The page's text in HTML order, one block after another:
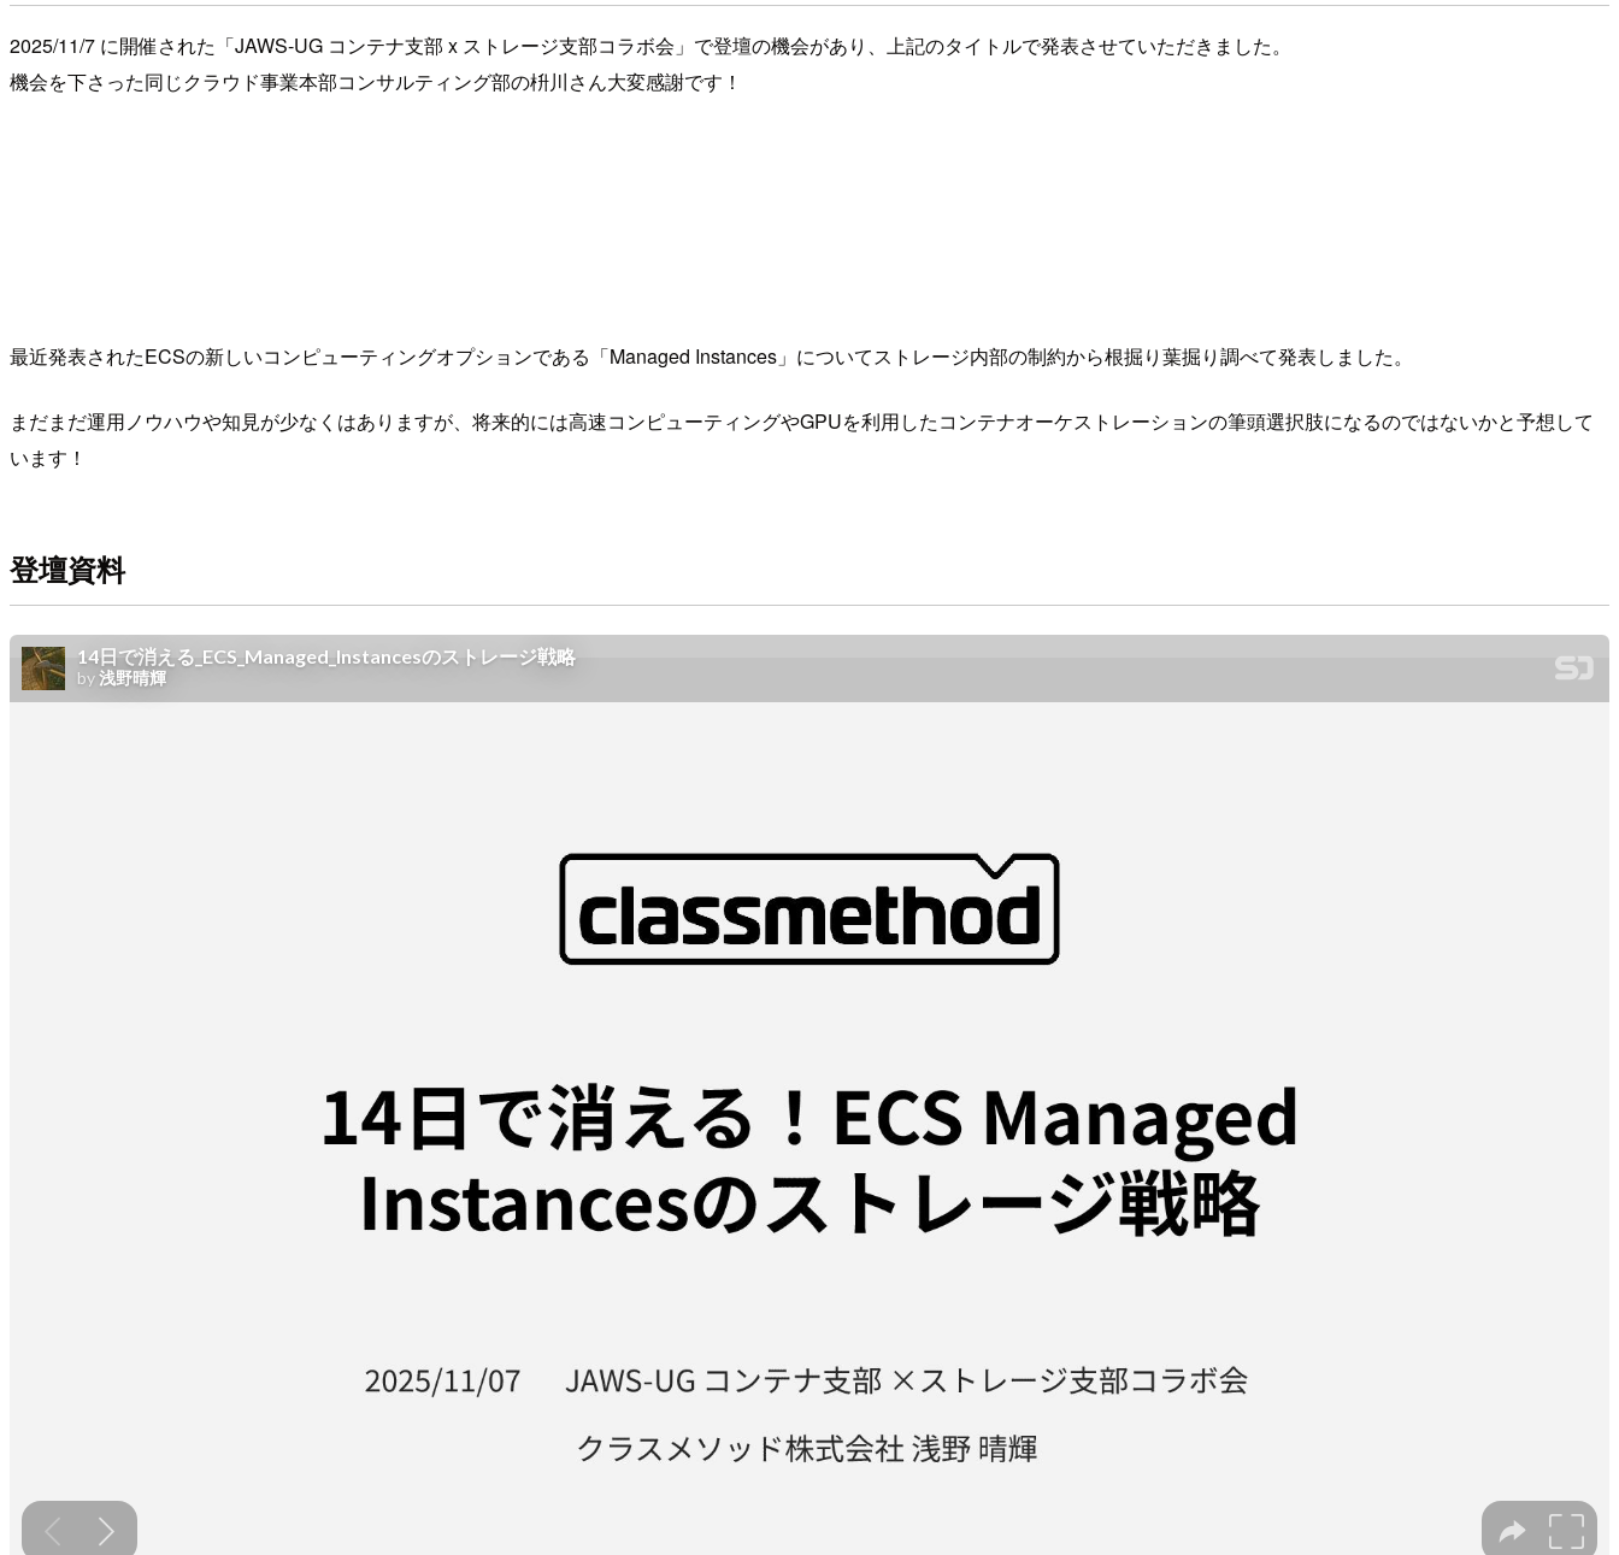
2025/11/7 に開催された「JAWS-UG コンテナ支部 x ストレージ支部コラボ会」で登壇の機会があり、上記のタイトルで発表させていただきました。
機会を下さった同じクラウド事業本部コンサルティング部の枡川さん大変感謝です！
最近発表されたECSの新しいコンピューティングオプションである「Managed Instances」についてストレージ内部の制約から根掘り葉掘り調べて発表しました。
まだまだ運用ノウハウや知見が少なくはありますが、将来的には高速コンピューティングやGPUを利用したコンテナオーケストレーションの筆頭選択肢になるのではないかと予想して
います！
登壇資料